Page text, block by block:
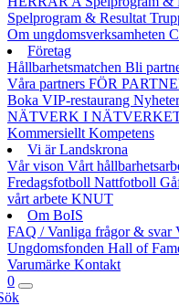
Spelprogram & Resultat
Om ungdomsverksamheten
Företag
Hållbarhetsmatchen Bli
Våra partners FÖR
Boka VIP-restaurang
NÄTVERK I
Kommersiellt Kompetens
Vi är Landskrona
Vår vison Vårt
Fredagsfotboll Nattfotboll
vårt arbete KNUT
Om BoIS
FAQ / Vanliga frågor & svar
Ungdomsfonden Hall of
Varumärke Kontakt
0